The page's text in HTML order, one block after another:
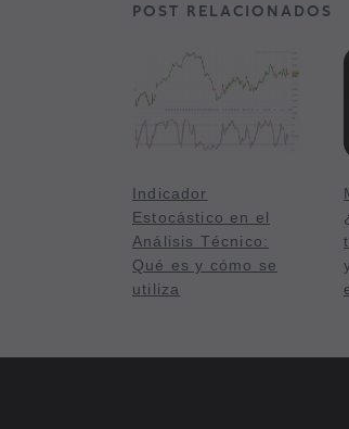
POST RELACIONADOS
Indicador
Estocástico en el
Análisis Técnico:
Qué es y cómo se
utiliza